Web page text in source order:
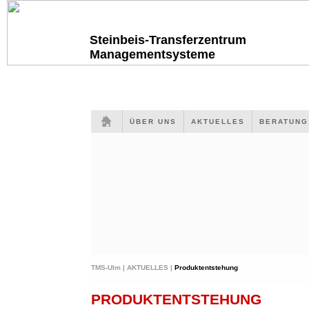
Steinbeis-Transferzentrum
Managementsysteme
ÜBER UNS AKTUELLES
TMS-Ulm | AKTUELLES | Produktentstehung
PRODUKTENTSTEHUNG